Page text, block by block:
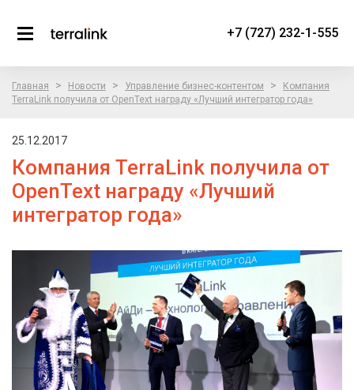
+7 (727) 232-1-555
Главная > Новости > Управление бизнес-контентом >
Компания
TerraLink получила от OpenText награду «Лучший интегратор года»
25.12.2017
Компания TerraLink получила от
OpenText награду «Лучший
интегратор года»